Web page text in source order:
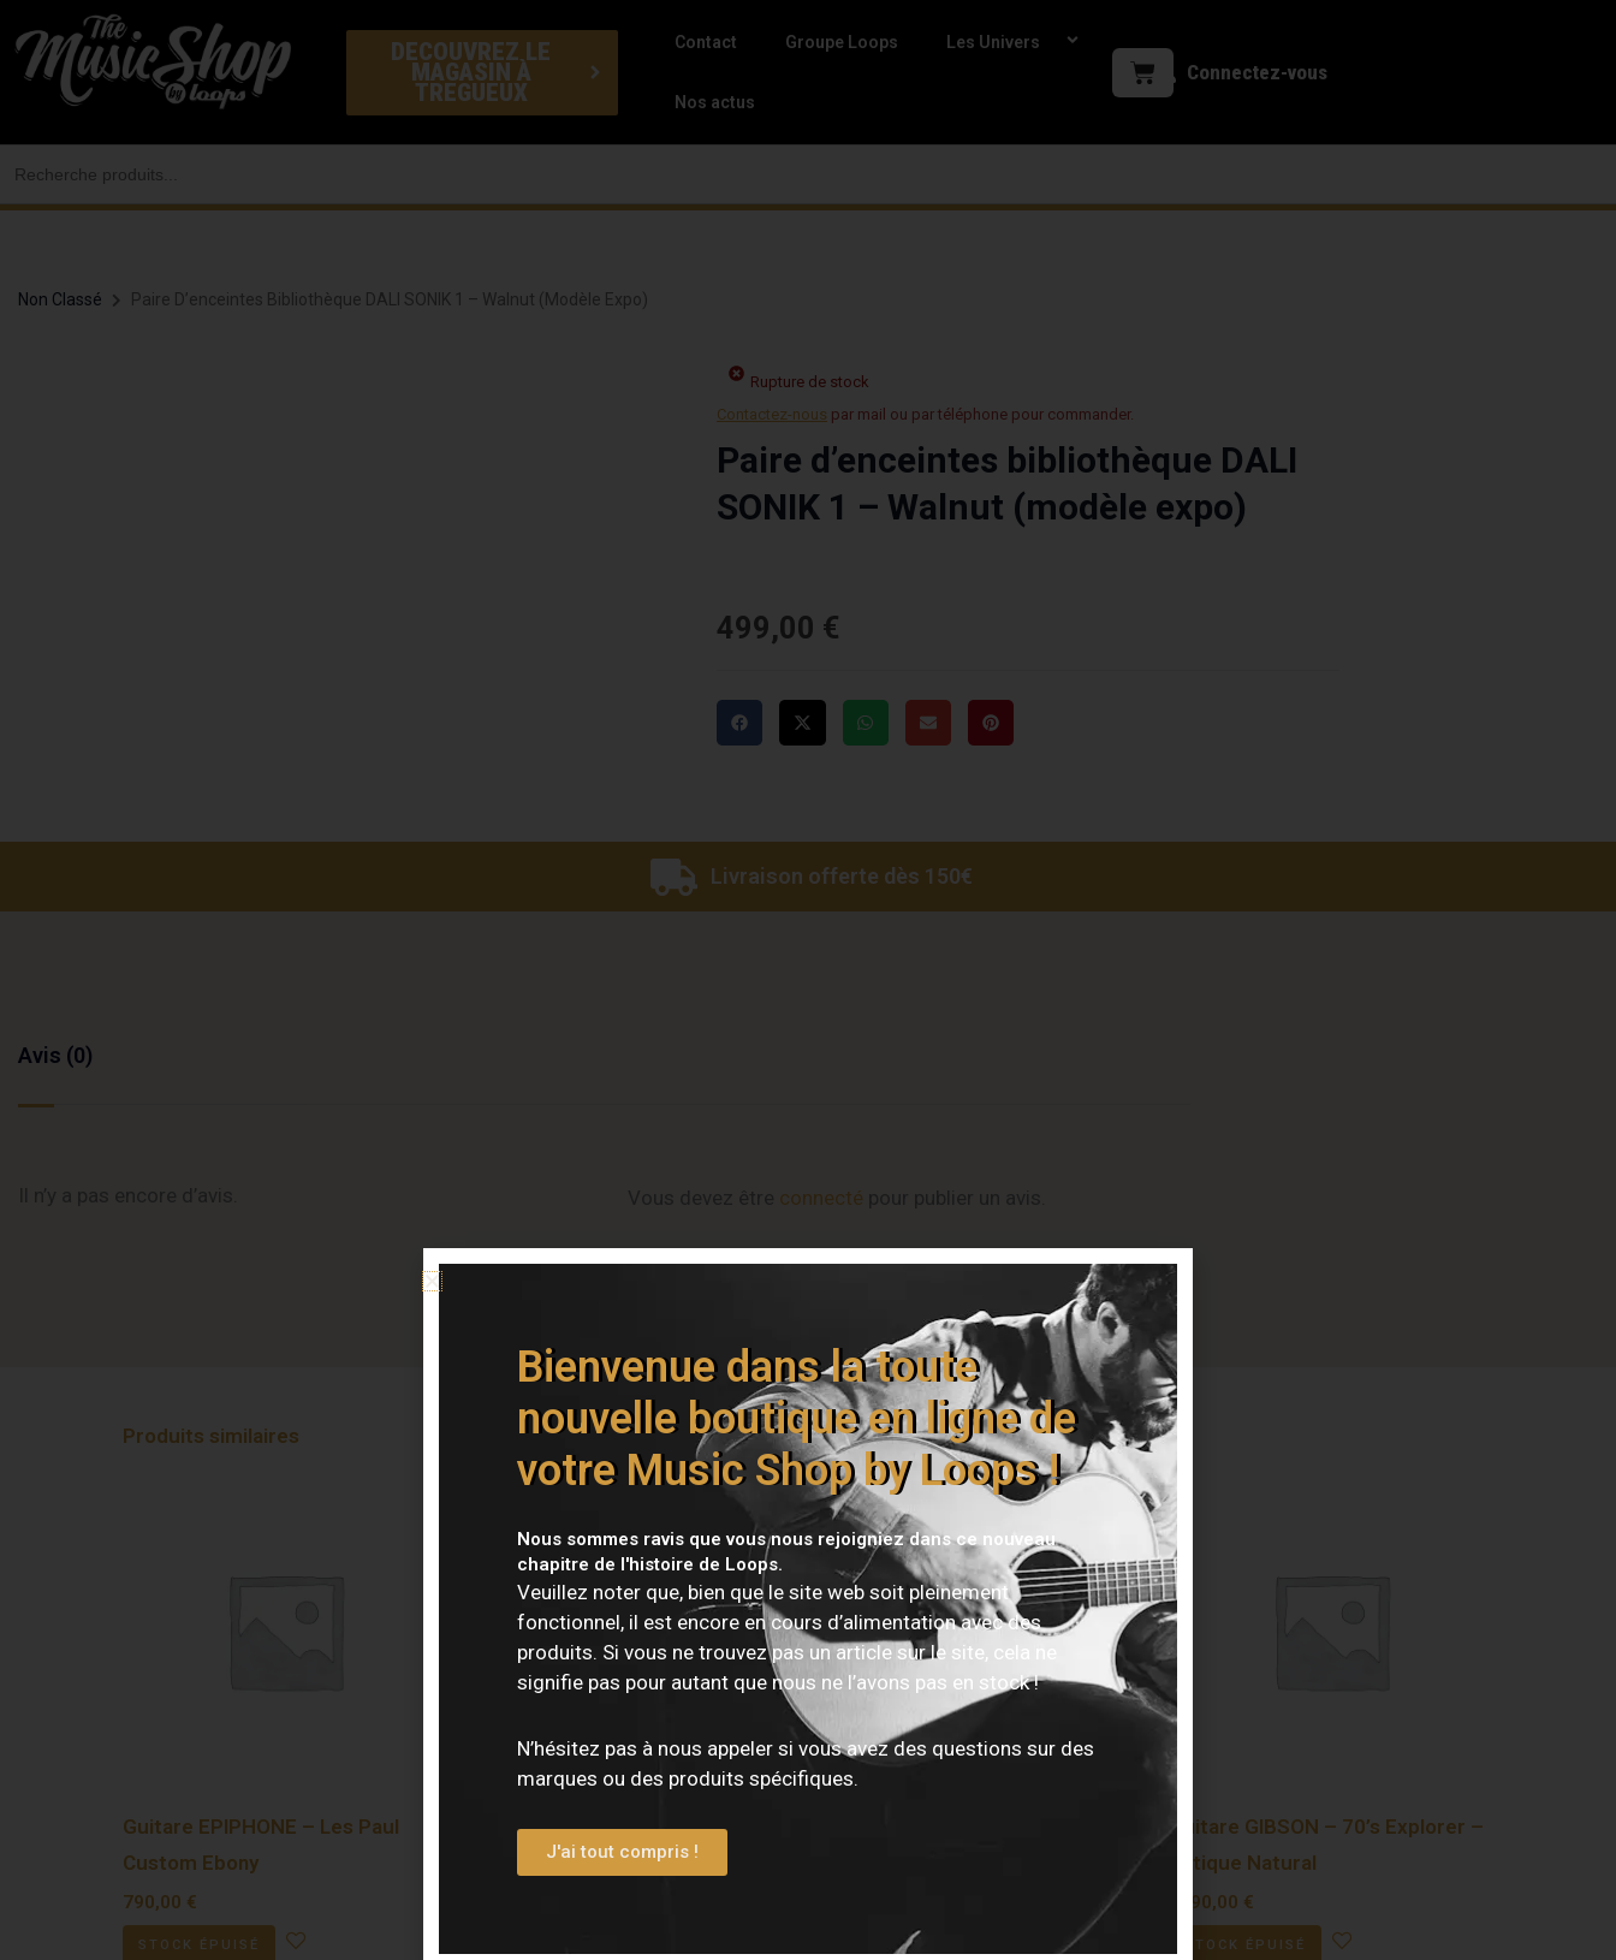
au
contenu
DECOUVREZ LE
MAGASIN À
TREGUEUX
Contact Groupe Loops Les Univers
Nos actus
Connectez-vous
Non Classé Paire D’enceintes Bibliothèque DALI SONIK 1 – Walnut (modèle Expo)
Rupture de stock
Contactez-nous par mail ou par téléphone pour commander.
Paire d’enceintes bibliothèque DALI
SONIK 1 – Walnut (modèle expo)
499,00 €
Livraison offerte dès 150€
Avis (0)
connecté
Produits similaires
Guitare EPIPHONE – Les Paul
Custom Ebony
790,00 €
STOCK ÉPUISÉ
Guitare EPIPHONE – Dave GROHL
– DG335 Pelham Blue – Etui inclus
STOCK ÉPUISÉ
Guitare GIBSON – 70’s Explorer –
Antique Natural
2190,00 €
STOCK ÉPUISÉ
Bienvenue dans la toute
nouvelle boutique en ligne de
votre Music Shop by Loops !
Nous sommes ravis que vous nous rejoigniez dans ce nouveau
chapitre de l'histoire de Loops.
Veuillez noter que, bien que le site web soit pleinement
fonctionnel, il est encore en cours d’alimentation avec des
produits. Si vous ne trouvez pas un article sur le site, cela ne
signifie pas pour autant que nous ne l’avons pas en stock !
N’hésitez pas à nous appeler si vous avez des questions sur des
marques ou des produits spécifiques.
J'ai tout compris !